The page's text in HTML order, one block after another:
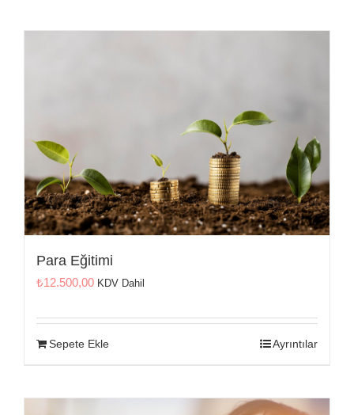
Para Eğitimi
₺12.500,00 KDV Dahil
Sepete Ekle Ayrıntılar